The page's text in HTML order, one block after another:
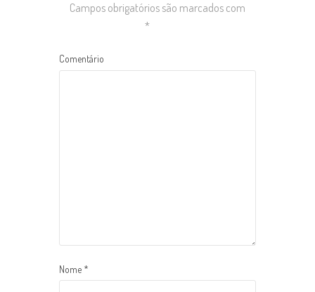
Campos obrigatórios são marcados com
*
Comentário
Nome *